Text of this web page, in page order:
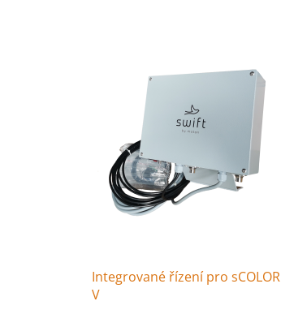
Integrované řízení pro sCOLOR
V